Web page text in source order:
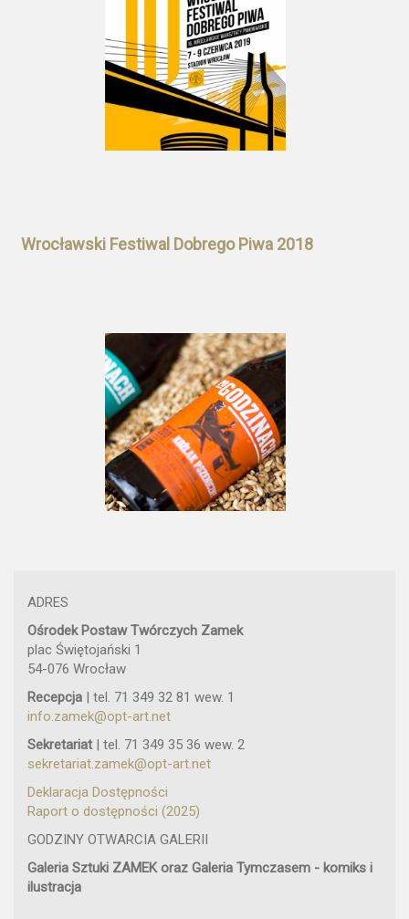
Wrocławski Festiwal Dobrego Piwa 2018
ADRES
Ośrodek Postaw Twórczych Zamek
plac Świętojański 1
54-076 Wrocław
Recepcja | tel. 71 349 32 81 wew. 1
info.zamek@opt-art.net
Sekretariat | tel. 71 349 35 36 wew. 2
sekretariat.zamek@opt-art.net
Deklaracja Dostępności
Raport o dostępności (2025)
GODZINY OTWARCIA GALERII
Galeria Sztuki ZAMEK oraz Galeria Tymczasem - komiks i
ilustracja